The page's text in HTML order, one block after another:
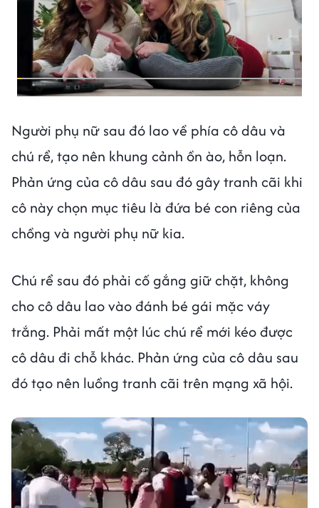
Người phụ nữ sau đó lao về phía cô dâu và
chú rể, tạo nên khung cảnh ồn ào, hỗn loạn.
Phản ứng của cô dâu sau đó gây tranh cãi khi
cô này chọn mục tiêu là đứa bé con riêng của
chồng và người phụ nữ kia.
Chú rể sau đó phải cố gắng giữ chặt, không
cho cô dâu lao vào đánh bé gái mặc váy
trắng. Phải mất một lúc chú rể mới kéo được
cô dâu đi chỗ khác. Phản ứng của cô dâu sau
đó tạo nên luồng tranh cãi trên mạng xã hội.